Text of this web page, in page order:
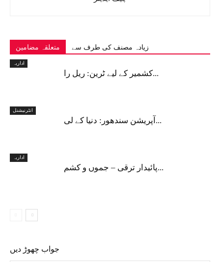
متعلقہ مضامین زیادہ مصنف کی طرف سے
اداریہ
کشمیر کے لیے ٹرین: ریل را...
انٹرنیشنل
آپریشن سندھور: دنیا کے لی...
اداریہ
پائیدار ترقی – جموں و کشم...
جواب چھوڑ دیں